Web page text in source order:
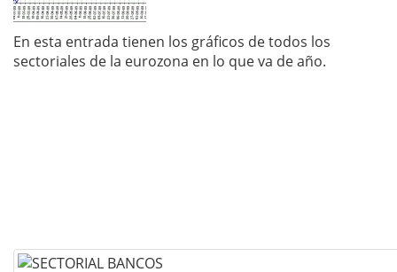
En esta entrada tienen los gráficos de todos los
sectoriales de la eurozona en lo que va de año.